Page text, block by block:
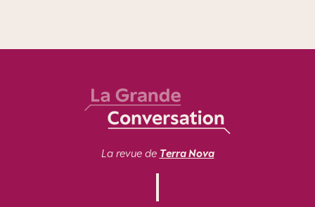
La revue de Terra Nova